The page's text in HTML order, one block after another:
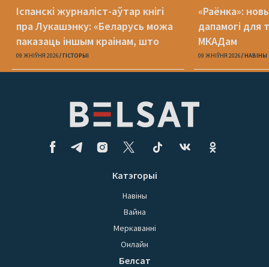
Іспанскі журналіст-аўтар кнігі
пра Лукашэнку: «Беларусь можа
паказаць іншым краінам, што
можа здарыцца з дэмакратыяй»
09 ЖНІЎНЯ 2026 ГІСТОРЫІ
«Раёнка»:
дапамогі для
МКАДам
09 ЖНІЎНЯ 2026 НАВІНЫ
Катэгорыі
Навіны
Вайна
Меркаванні
Онлайн
Белсат